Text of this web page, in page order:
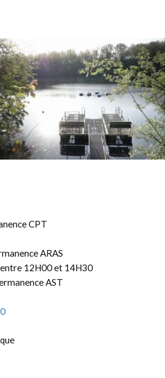
CPT
ARAS
entre 12H00 et 14H30
AST